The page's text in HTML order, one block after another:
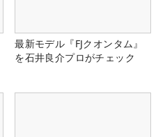
最新モデル『FJクオンタム』
を石井良介プロがチェック